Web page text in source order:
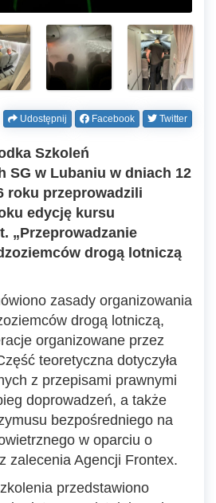
Udostępnij Facebook Twitter
Szkoleń
SG w Lubaniu w dniach 12
roku przeprowadzili
edycję kursu
„Przeprowadzanie
drogą lotniczą
zasady organizowania
drogą lotniczą,
organizowane przez
teoretyczna dotyczyła
z przepisami prawnymi
doprowadzeń, a także
bezpośredniego na
w oparciu o
zalecenia Agencji Frontex.
przedstawiono